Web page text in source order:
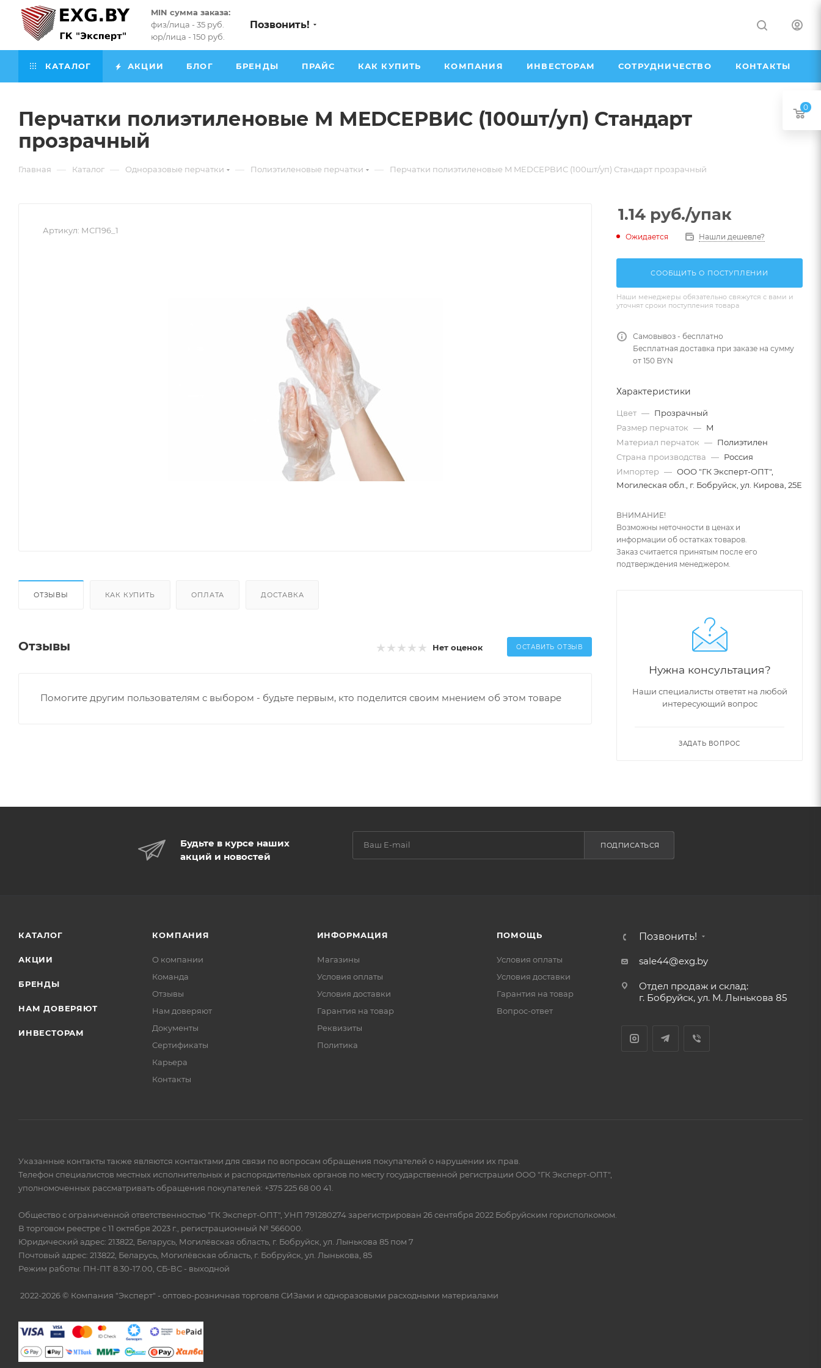
MIN сумма заказа:
физ/лица - 35 руб.
юр/лица - 150 руб.
Позвонить!
КАТАЛОГ АКЦИИ БЛОГ БРЕНДЫ ПРАЙС КАК КУПИТЬ КОМПАНИЯ ИНВЕСТОРАМ СОТРУДНИЧЕСТВО КОНТАКТЫ
Перчатки полиэтиленовые M MEDСЕРВИС (100шт/уп) Стандарт
прозрачный
Главная — Каталог — Одноразовые перчатки — Полиэтиленовые перчатки — Перчатки полиэтиленовые M MEDСЕРВИС (100шт/уп) Стандарт прозрачный
Артикул: МСП96_1
ОТЗЫВЫ КАК КУПИТЬ ОПЛАТА ДОСТАВКА
Отзывы Нет оценок ОСТАВИТЬ ОТЗЫВ
Помогите другим пользователям с выбором - будьте первым, кто поделится своим мнением об этом товаре
1.14 руб./упак
Ожидается Нашли дешевле?
СООБЩИТЬ О ПОСТУПЛЕНИИ
Наши менеджеры обязательно свяжутся с вами и
уточнят сроки поступления товара
Самовывоз - бесплатно
Бесплатная доставка при заказе на сумму
от 150 BYN
Характеристики
Цвет — Прозрачный
Размер перчаток — M
Материал перчаток — Полиэтилен
Страна производства — Россия
Импортер — ООО "ГК Эксперт-ОПТ",
Могилеская обл., г. Бобруйск, ул. Кирова, 25Е
ВНИМАНИЕ!
Возможны неточности в ценах и
информации об остатках товаров.
Заказ считается принятым после его
подтверждения менеджером.
Нужна консультация?
Наши специалисты ответят на любой
интересующий вопрос
ЗАДАТЬ ВОПРОС
Будьте в курсе наших
акций и новостей
ПОДПИСАТЬСЯ
КАТАЛОГ
АКЦИИ
БРЕНДЫ
НАМ ДОВЕРЯЮТ
ИНВЕСТОРАМ
КОМПАНИЯ
О компании
Команда
Отзывы
Нам доверяют
Документы
Сертификаты
Карьера
Контакты
ИНФОРМАЦИЯ
Магазины
Условия оплаты
Условия доставки
Гарантия на товар
Реквизиты
Политика
ПОМОЩЬ
Условия оплаты
Условия доставки
Гарантия на товар
Вопрос-ответ
Позвонить!
sale44@exg.by
Отдел продаж и склад:
г. Бобруйск, ул. М. Лынькова 85
Указанные контакты также являются контактами для связи по вопросам обращения покупателей о нарушении их прав.
Телефон специалистов местных исполнительных и распорядительных органов по месту государственной регистрации ООО "ГК Эксперт-ОПТ",
уполномоченных рассматривать обращения покупателей: +375 225 68 00 41.
Общество с ограниченной ответственностью "ГК Эксперт-ОПТ", УНП 791280274 зарегистрирован 26 сентября 2022 Бобруйским горисполкомом.
В торговом реестре с 11 октября 2023 г., регистрационный № 566000.
Юридический адрес: 213822, Беларусь, Могилёвская область, г. Бобруйск, ул. Лынькова 85 пом 7
Почтовый адрес: 213822, Беларусь, Могилёвская область, г. Бобруйск, ул. Лынькова, 85
Режим работы: ПН-ПТ 8.30-17.00, СБ-ВС - выходной
2022-2026 © Компания "Эксперт" - оптово-розничная торговля СИЗами и одноразовыми расходными материалами
0